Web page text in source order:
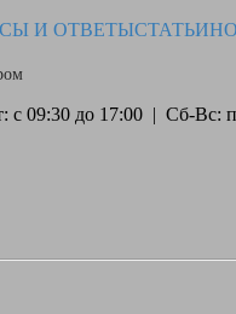
И ОТВЕТЫСТАТЬИ
09:30 до 17:00 | Сб-Вс: